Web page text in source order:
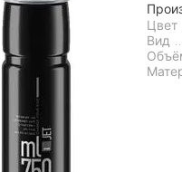
Цвет
Вид